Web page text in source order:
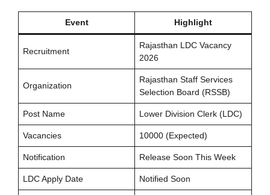
Event Highlight
Recruitment
Rajasthan LDC Vacancy
2026
Organization
Rajasthan Staff Services
Selection Board (RSSB)
Post Name Lower Division Clerk (LDC)
Vacancies 10000 (Expected)
Notification Release Soon This Week
LDC Apply Date Notified Soon